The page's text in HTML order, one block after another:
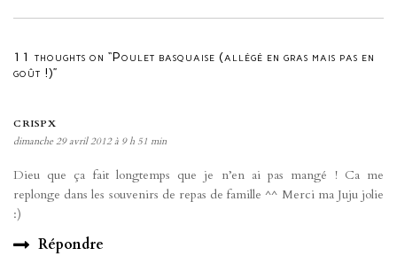
11 thoughts on “Poulet basquaise (allégé en gras mais pas en
goût !)”
CRISPX
dimanche 29 avril 2012 à 9 h 51 min
Dieu que ça fait longtemps que je n’en ai pas mangé ! Ca me
replonge dans les souvenirs de repas de famille ^^ Merci ma Juju jolie
:)
Répondre